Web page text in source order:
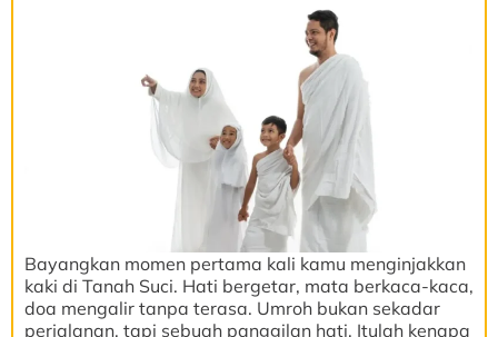
Bayangkan momen pertama kali kamu menginjakkan
kaki di Tanah Suci. Hati bergetar, mata berkaca-kaca,
doa mengalir tanpa terasa. Umroh bukan sekadar
perjalanan, tapi sebuah panggilan hati. Itulah kenapa